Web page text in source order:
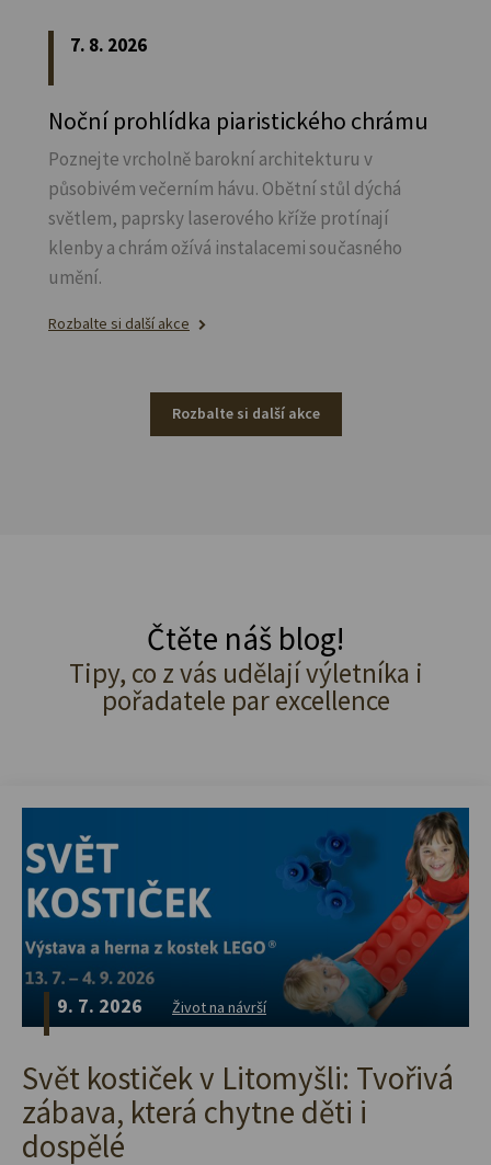
7. 8. 2026
Noční prohlídka piaristického chrámu
Poznejte vrcholně barokní architekturu v
působivém večerním hávu. Obětní stůl dýchá
světlem, paprsky laserového kříže protínají
klenby a chrám ožívá instalacemi současného
umění.
Rozbalte si další akce
Rozbalte si další akce
Čtěte náš blog!
Tipy, co z vás udělají výletníka i
pořadatele par excellence
9. 7. 2026 Život na návrší
Svět kostiček v Litomyšli: Tvořivá
zábava, která chytne děti i
dospělé